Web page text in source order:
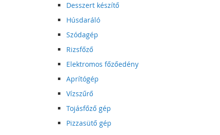
Desszert készítő
Húsdaráló
Szódagép
Rizsfőző
Elektromos főzőedény
Aprítógép
Vízszűrő
Tojásfőző gép
Pizzasütő gép